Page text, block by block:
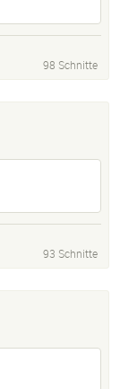
98 Schnitte
93 Schnitte